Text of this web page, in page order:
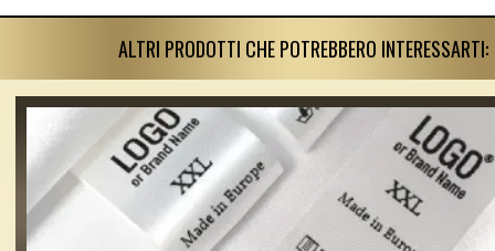
ALTRI PRODOTTI CHE POTREBBERO INTERESSARTI: